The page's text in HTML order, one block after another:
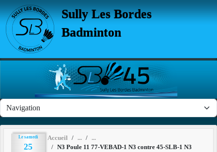
Sully Les Bordes
Badminton
Le samedi
25
Accueil
N3 Poule 11 77-VEBAD-1 N3 contre 45-SLB-1 N3
Panneau de gestion des cookies